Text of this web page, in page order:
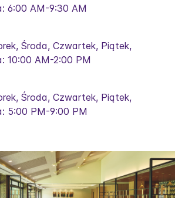
6:00 AM-9:30 AM
Środa, Czwartek, Piątek,
10:00 AM-2:00 PM
Środa, Czwartek, Piątek,
5:00 PM-9:00 PM